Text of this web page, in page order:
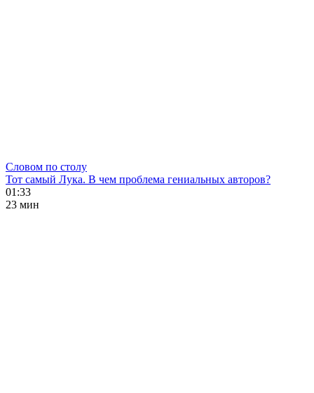
Словом по столу
Тот самый Лука. В чем проблема гениальных авторов?
01:33
23 мин